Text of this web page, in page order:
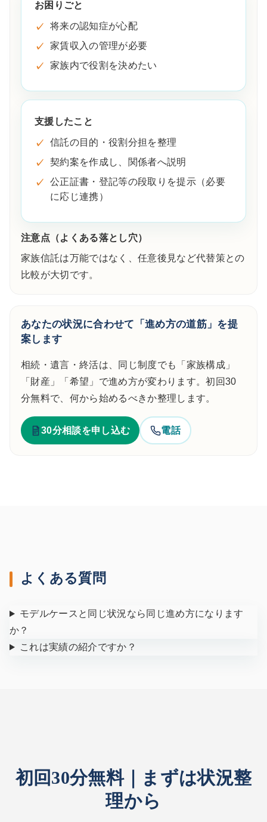
お困りごと
将来の認知症が心配
家賃収入の管理が必要
家族内で役割を決めたい
支援したこと
信託の目的・役割分担を整理
契約案を作成し、関係者へ説明
公正証書・登記等の段取りを提示（必要
に応じ連携）
注意点（よくある落とし穴）
家族信託は万能ではなく、任意後見など代替策との
比較が大切です。
あなたの状況に合わせて「進め方の道筋」を提
案します
相続・遺言・終活は、同じ制度でも「家族構成」
「財産」「希望」で進め方が変わります。初回30
分無料で、何から始めるべきか整理します。
30分相談を申し込む 電話
よくある質問
モデルケースと同じ状況なら同じ進め方になります
か？
これは実績の紹介ですか？
初回30分無料｜まずは状況整
理から